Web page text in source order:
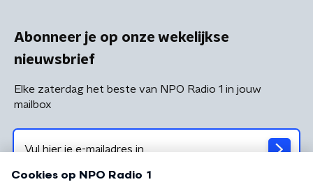
Abonneer je op onze wekelijkse
nieuwsbrief
Elke zaterdag het beste van NPO Radio 1 in jouw
mailbox